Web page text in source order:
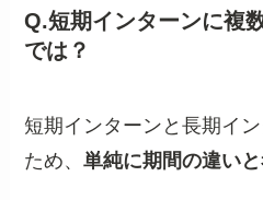
Q.短期インターンに複
では？
短期インターンと長期イ
ため、単純に期間の違い